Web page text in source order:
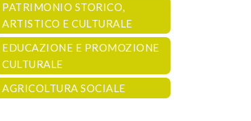
PATRIMONIO STORICO,
ARTISTICO E CULTURALE
EDUCAZIONE E PROMOZIONE
CULTURALE
AGRICOLTURA SOCIALE